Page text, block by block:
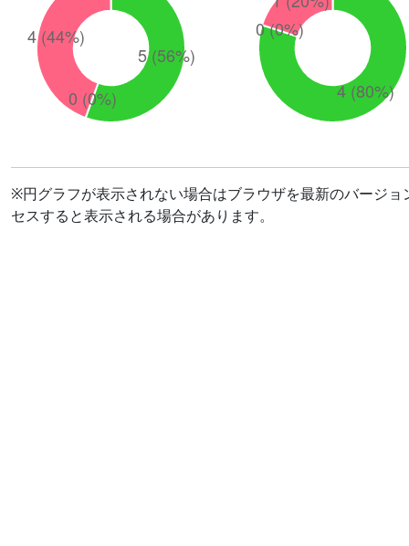
※円グラフが表示されない場合はブラウザを最新のバージ
セスすると表示される場合があります。